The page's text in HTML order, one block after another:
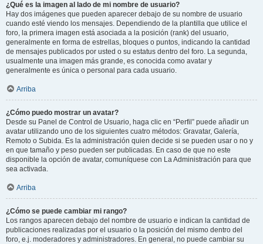
¿Qué es la imagen al lado de mi nombre de usuario?
Hay dos imágenes que pueden aparecer debajo de su nombre de usuario
cuando esté viendo los mensajes. Dependiendo de la plantilla que utilice el
foro, la primera imagen está asociada a la posición (rank) del usuario,
generalmente en forma de estrellas, bloques o puntos, indicando la cantidad
de mensajes publicados por usted o su estatus dentro del foro. La segunda,
usualmente una imagen más grande, es conocida como avatar y
generalmente es única o personal para cada usuario.
Arriba
¿Cómo puedo mostrar un avatar?
Desde su Panel de Control de Usuario, haga clic en “Perfil” puede añadir un
avatar utilizando uno de los siguientes cuatro métodos: Gravatar, Galería,
Remoto o Subida. Es la administración quien decide si se pueden usar o no y
en que tamaño y peso pueden ser publicadas. En caso de que no este
disponible la opción de avatar, comuníquese con La Administración para que
sea activada.
Arriba
¿Cómo se puede cambiar mi rango?
Los rangos aparecen debajo del nombre de usuario e indican la cantidad de
publicaciones realizadas por el usuario o la posición del mismo dentro del
foro, e.j. moderadores y administradores. En general, no puede cambiar su